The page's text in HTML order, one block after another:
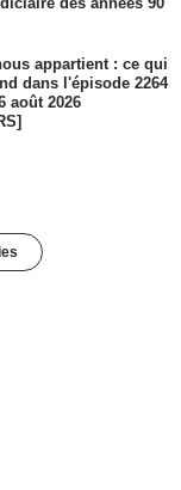
des années 90
appartient : ce qui
dans l'épisode 2264
août 2026